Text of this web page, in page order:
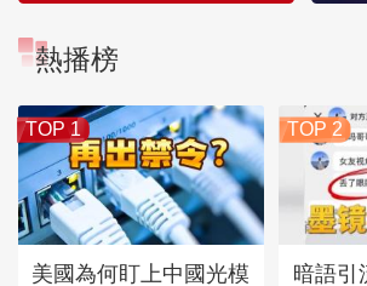
熱播榜
TOP 1
美國為何盯上中國光模
TOP 2
暗語引